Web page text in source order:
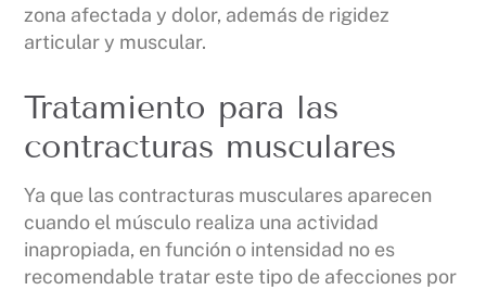
zona afectada y dolor, además de rigidez
articular y muscular.
Tratamiento para las
contracturas musculares
Ya que las contracturas musculares aparecen
cuando el músculo realiza una actividad
inapropiada, en función o intensidad no es
recomendable tratar este tipo de afecciones por